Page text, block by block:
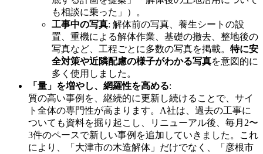
も相談に乗った」）。
工事中の写真: 解体前の写真、養生シートの設
置、重機による解体作業、基礎の撤去、整地後の
写真など、工程ごとに多数の写真を掲載。 特に安
全対策や近隣配慮の様子がわかる写真を意図的に
多く使用しました。
「量」を増やし、網羅性を高める:
質の高い事例を、継続的に更新し続けることで、サイ
ト全体の専門性が高まります。A社は、過去の工事に
ついても資料を掘り起こし、リニューアル後、毎月2〜
3件のペースで新しい事例を追加していきました。これ
により、「大津市の木造解体」だけでなく、「彦根市